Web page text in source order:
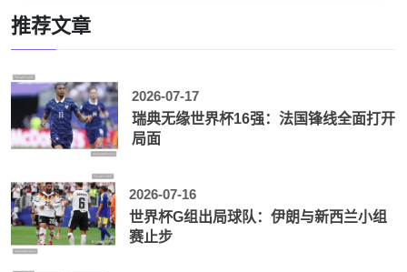
推荐文章
2026-07-17
瑞典无缘世界杯16强：法国锋线全面打开
局面
2026-07-16
世界杯G组出局球队：伊朗与新西兰小组
赛止步